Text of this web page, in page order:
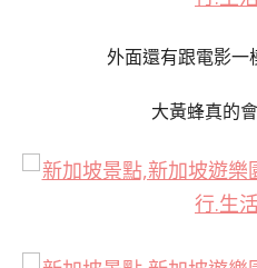
外面還有跟電影一
大黃蜂真的